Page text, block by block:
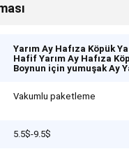
Yarım Ay Hafıza Köpük
Hafif Yarım Ay Hafıza
Boynun için yumuşak Ay
Vakumlu paketleme
5.5$-9.5$